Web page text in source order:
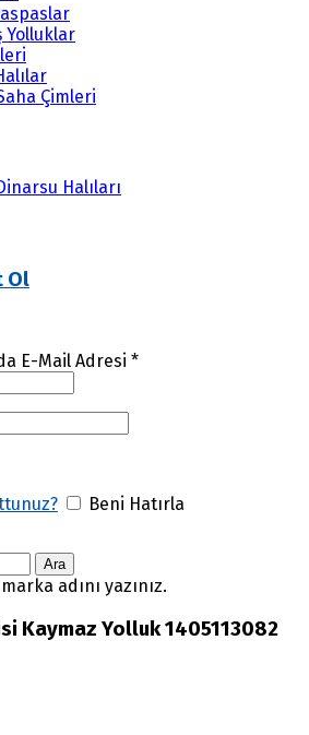
Yolluklar
Çimleri
Ol
E-Mail Adresi *
Beni Hatırla
Ara
adını yazınız.
Kaymaz Yolluk 1405113082